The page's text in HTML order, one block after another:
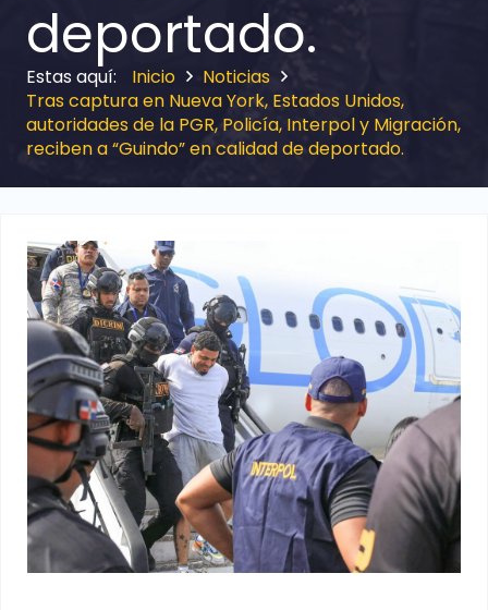
deportado.
Inicio
Noticias
Tras captura en Nueva York, Estados Unidos,
autoridades de la PGR, Policía, Interpol y Migración,
reciben a “Guindo” en calidad de deportado.